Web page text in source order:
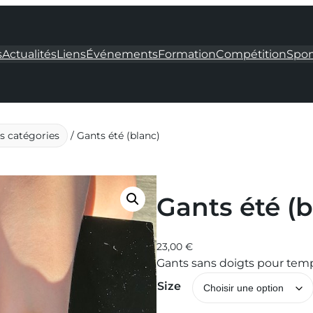
ActualitésLiensÉvénementsFormationCompétition
catégories / Gants été (blanc)
Gants été
23,00 €
Gants sans doigts pour
Size